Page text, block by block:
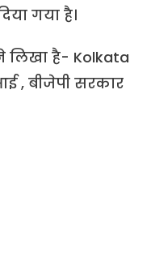
गया है।
लिखा है- Kolkata
, बीजेपी सरकार